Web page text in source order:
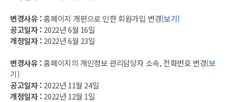
변경사유 :홈페이지 개편으로 인한 회원가입 변경(보기)
공고일자 : 2022년 6월 16일
개정일자 : 2022년 6월 23일
변경사유 :홈페이지의 개인정보 관리담당자 소속, 전화번호 변경(보
기)
공고일자 : 2022년 11월 24일
개정일자 : 2022년 12월 1일